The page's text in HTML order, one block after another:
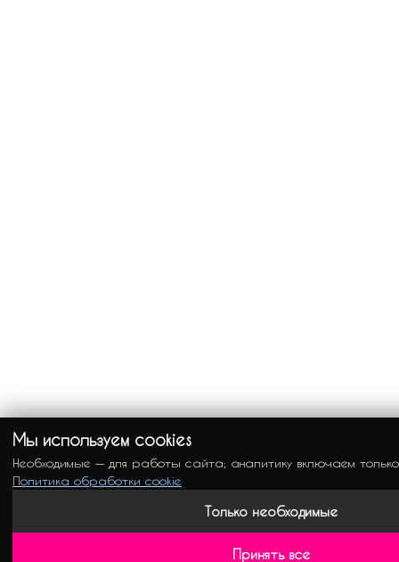
Мы используем cookies
Необходимые — для работы сайта; аналитику включаем
Политика обработки cookie
Только необходимые
Принять все